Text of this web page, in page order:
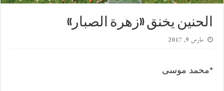
الحنين يخنق «زهرة الصبار»
مارس 9, 2017
*محمد موسى